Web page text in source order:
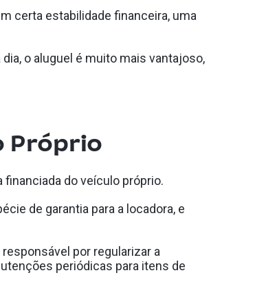
certa estabilidade financeira, uma
o aluguel é muito mais vantajoso,
Próprio
do veículo próprio.
de garantia para a locadora, e
por regularizar a
periódicas para itens de